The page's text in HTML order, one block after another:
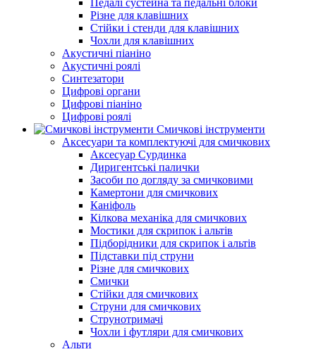
Педалі сустейна та педальні блоки
Різне для клавішних
Стійки і стенди для клавішних
Чохли для клавішних
Акустичні піаніно
Акустичні роялі
Синтезатори
Цифрові органи
Цифрові піаніно
Цифрові роялі
Смичкові інструменти
Аксесуари та комплектуючі для смичкових
Аксесуар Сурдинка
Диригентські палички
Засоби по догляду за смичковими
Камертони для смичкових
Каніфоль
Кілкова механіка для смичкових
Мостики для скрипок і альтів
Підборiдники для скрипок і альтів
Підставки під струни
Різне для смичкових
Смички
Стійки для смичкових
Струни для смичкових
Струнотримачі
Чохли і футляри для смичкових
Альти